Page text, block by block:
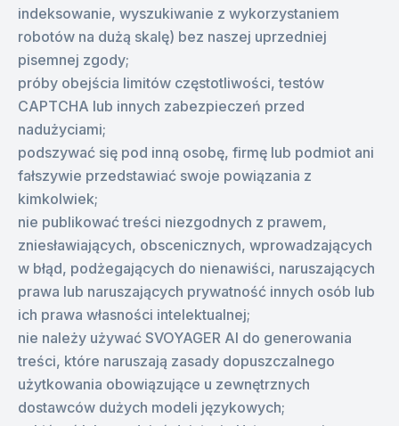
indeksowanie, wyszukiwanie z wykorzystaniem
robotów na dużą skalę) bez naszej uprzedniej
pisemnej zgody;
próby obejścia limitów częstotliwości, testów
CAPTCHA lub innych zabezpieczeń przed
nadużyciami;
podszywać się pod inną osobę, firmę lub podmiot ani
fałszywie przedstawiać swoje powiązania z
kimkolwiek;
nie publikować treści niezgodnych z prawem,
zniesławiających, obscenicznych, wprowadzających
w błąd, podżegających do nienawiści, naruszających
prawa lub naruszających prywatność innych osób lub
ich prawa własności intelektualnej;
nie należy używać SVOYAGER AI do generowania
treści, które naruszają zasady dopuszczalnego
użytkowania obowiązujące u zewnętrznych
dostawców dużych modeli językowych;